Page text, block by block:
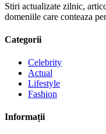
Stiri actualizate zilnic,
domeniile care conteaza
Categorii
Celebrity
Actual
Lifestyle
Fashion
Informații